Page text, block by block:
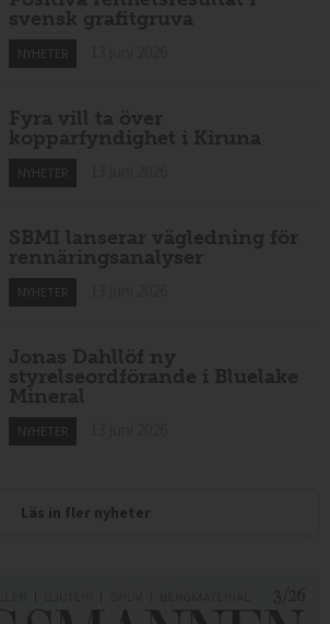
svensk grafitgruva
NYHETER
Fyra vill ta över
kopparfyndighet i Kiruna
NYHETER
SBMI lanserar vägledning för
rennäringsanalyser
NYHETER
Jonas Dahllöf ny
styrelseordförande i Bluelake
Mineral
NYHETER